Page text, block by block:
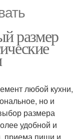
размер
любой кухни,
но и
размера
удобной и